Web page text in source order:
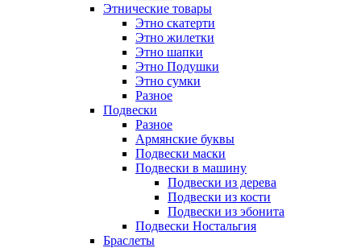
Этнические товары
Этно скатерти
Этно жилетки
Этно шапки
Этно Подушки
Этно сумки
Разное
Подвески
Разное
Армянские буквы
Подвески маски
Подвески в машину
Подвески из дерева
Подвески из кости
Подвески из эбонита
Подвески Ностальгия
Браслеты